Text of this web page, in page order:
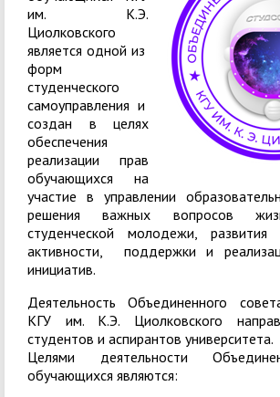
им. К.Э.
Циолковского
является одной из
форм
студенческого
самоуправления и
создан в целях
обеспечения
реализации прав
обучающихся на
участие в управлении
решения важных вопросов
студенческой молодежи, развития
активности, поддержки и
инициатив.
Деятельность Объединенного
КГУ им. К.Э. Циолковского
студентов и аспирантов университета.
Целями деятельности
обучающихся являются: